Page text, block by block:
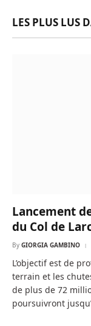
LES PLUS LUS
Lancement
du Col de
By GIORGIA GAMBINO
L’objectif est de
terrain et les
de plus de 72
poursuivront